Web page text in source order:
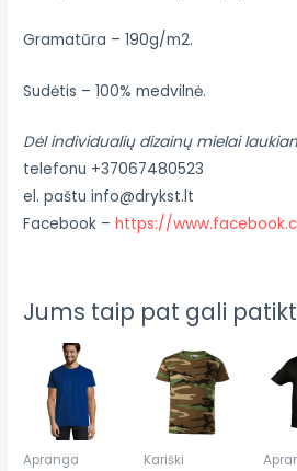
Gramatūra – 190g/m2.
Sudėtis – 100% medvilnė.
Dėl individualių dizainų mielai
telefonu +37067480523
el. paštu info@drykst.lt
Facebook –https://
Jums taip pat gali
Apranga Kariški